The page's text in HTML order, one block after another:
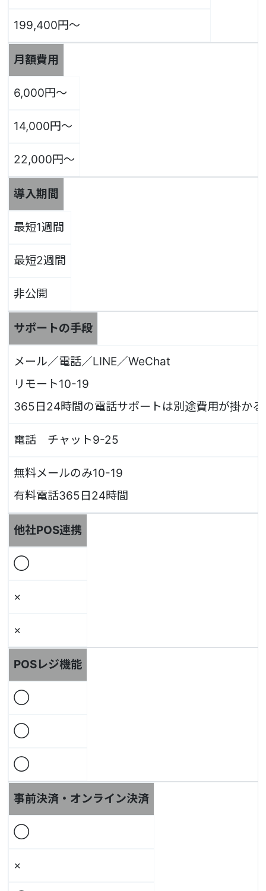
199,400円～
月額費用
6,000円～
14,000円～
22,000円～
導入期間
最短1週間
最短2週間
非公開
サポートの手段
メール／電話／LINE／WeChat
リモート10-19
365日24時間の電話サポートは別途費用が掛かる
電話 チャット9-25
無料メールのみ10-19
有料電話365日24時間
他社POS連携
◯
×
×
POSレジ機能
◯
◯
◯
事前決済・オンライン決済
◯
×